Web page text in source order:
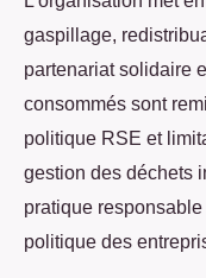
gaspillage,
partenariat solidaire
consommés sont
politique RSE et
gestion des déchets
pratique
politique des